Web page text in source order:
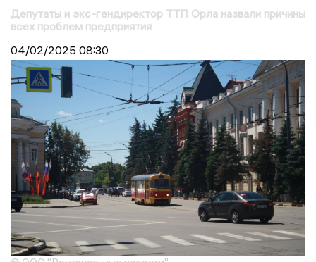
Депутаты и экс-гендиректор ТТП Орла назвали причины
всех проблем предприятия
04/02/2025 08:30